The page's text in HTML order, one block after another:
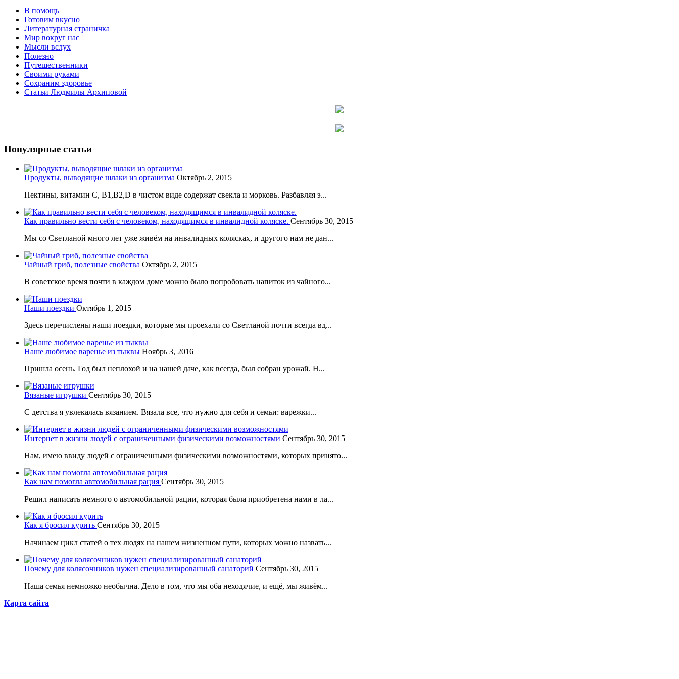
В помощь
Готовим вкусно
Литературная страничка
Мир вокруг нас
Мысли вслух
Полезно
Путешественники
Своими руками
Сохраним здоровье
Статьи Людмилы Архиповой
Популярные статьи
Продукты, выводящие шлаки из организма Октябрь 2, 2015
Пектины, витамин С, В1,В2,D в чистом виде содержат свекла и морковь. Разбавляя э...
Как правильно вести себя с человеком, находящимся в инвалидной коляске. Сентябрь 30, 2015
Мы со Светланой много лет уже живём на инвалидных колясках, и другого нам не дан...
Чайный гриб, полезные свойства Октябрь 2, 2015
В советское время почти в каждом доме можно было попробовать напиток из чайного...
Наши поездки Октябрь 1, 2015
Здесь перечислены наши поездки, которые мы проехали со Светланой почти всегда вд...
Наше любимое варенье из тыквы Ноябрь 3, 2016
Пришла осень. Год был неплохой и на нашей даче, как всегда, был собран урожай. Н...
Вязаные игрушки Сентябрь 30, 2015
С детства я увлекалась вязанием. Вязала все, что нужно для себя и семьи: варежки...
Интернет в жизни людей с ограниченными физическими возможностями Сентябрь 30, 2015
Нам, имею ввиду людей с ограниченными физическими возможностями, которых принято...
Как нам помогла автомобильная рация Сентябрь 30, 2015
Решил написать немного о автомобильной рации, которая была приобретена нами в ла...
Как я бросил курить Сентябрь 30, 2015
Начинаем цикл статей о тех людях на нашем жизненном пути, которых можно назвать...
Почему для колясочников нужен специализированный санаторий Сентябрь 30, 2015
Наша семья немножко необычна. Дело в том, что мы оба неходячие, и ещё, мы живём...
Карта сайта